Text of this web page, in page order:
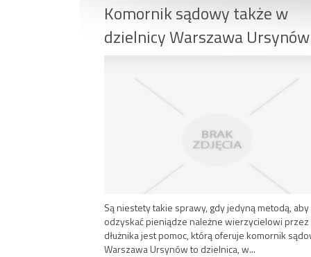
Komornik sądowy także w
dzielnicy Warszawa Ursynów
Są niestety takie sprawy, gdy jedyną metodą, aby
odzyskać pieniądze należne wierzycielowi przez
dłużnika jest pomoc, którą oferuje komornik
Warszawa Ursynów to dzielnica, w...